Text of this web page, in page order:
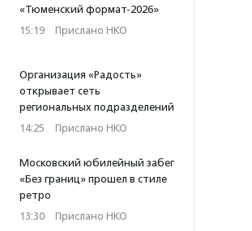
«Тюменский формат-2026»
15:19 · Прислано НКО
Организация «Радость»
открывает сеть
региональных подразделений
14:25 · Прислано НКО
Московский юбилейный забег
«Без границ» прошел в стиле
ретро
13:30 · Прислано НКО